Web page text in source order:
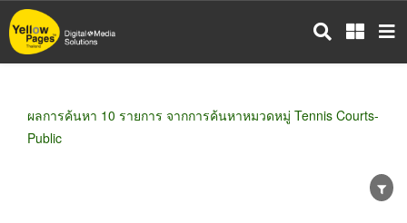
ข้าม
ไป
ผลการค้นหา 10 รายการ จากการค้นหาหมวดหมู่ Tennis Courts-
Public